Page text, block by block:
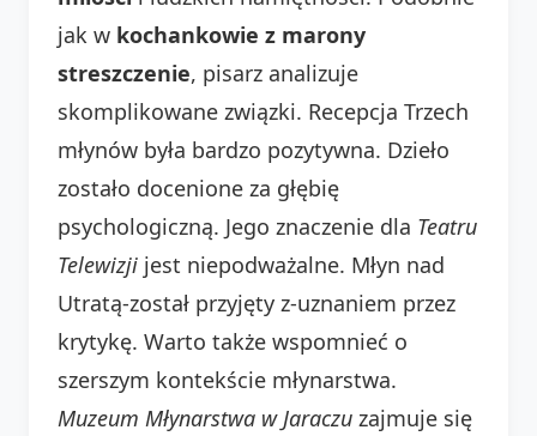
jak w kochankowie z marony
streszczenie, pisarz analizuje
skomplikowane związki. Recepcja Trzech
młynów była bardzo pozytywna. Dzieło
zostało docenione za głębię
psychologiczną. Jego znaczenie dla Teatru
Telewizji jest niepodważalne. Młyn nad
Utratą-został przyjęty z-uznaniem przez
krytykę. Warto także wspomnieć o
szerszym kontekście młynarstwa.
Muzeum Młynarstwa w Jaraczu zajmuje się